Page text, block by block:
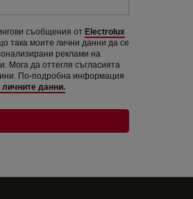
съобщения от Electrolux
така моите лични данни да се
реклами на
Мога да оттегля съгласията
По-подробна информация
данни.